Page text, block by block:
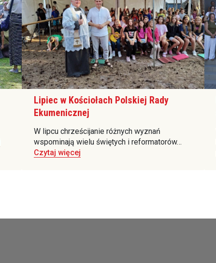
Lipiec w Kościołach Polskiej Rady
Ekumenicznej
W lipcu chrześcijanie różnych wyznań
wspominają wielu świętych i reformatorów…
Czytaj więcej